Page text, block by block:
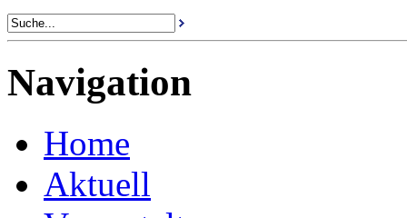
Navigation
Home
Aktuell